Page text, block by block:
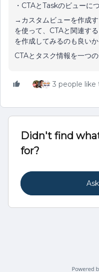
・CTAとTaskのビューに
→カスタムビューを作成
を使って、CTAと関連す
を作成してみるのも良いか
CTAとタスク情報を一つ
3 people like
Didn't find
for?